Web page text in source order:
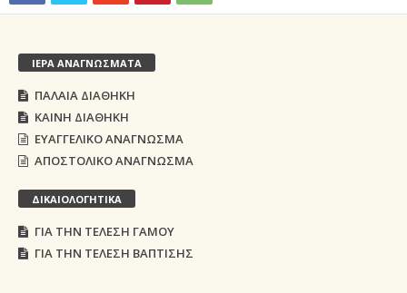
ΙΕΡΑ ΑΝΑΓΝΩΣΜΑΤΑ
ΠΑΛΑΙΑ ΔΙΑΘΗΚΗ
ΚΑΙΝΗ ΔΙΑΘΗΚΗ
ΕΥΑΓΓΕΛΙΚΟ ΑΝΑΓΝΩΣΜΑ
ΑΠΟΣΤΟΛΙΚΟ ΑΝΑΓΝΩΣΜΑ
ΔΙΚΑΙΟΛΟΓΗΤΙΚΑ
ΓΙΑ ΤΗΝ ΤΕΛΕΣΗ ΓΑΜΟΥ
ΓΙΑ ΤΗΝ ΤΕΛΕΣΗ ΒΑΠΤΙΣΗΣ